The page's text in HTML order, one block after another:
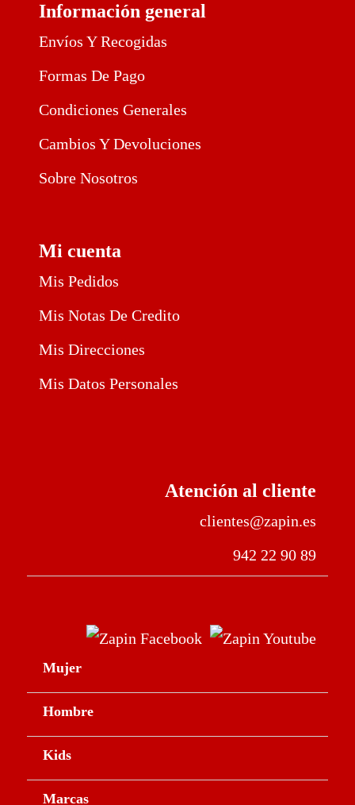
Información general
Envíos Y Recogidas
Formas De Pago
Condiciones Generales
Cambios Y Devoluciones
Sobre Nosotros
Mi cuenta
Mis Pedidos
Mis Notas De Credito
Mis Direcciones
Mis Datos Personales
Atención al cliente
clientes@zapin.es
942 22 90 89
Mujer
Hombre
Kids
Marcas